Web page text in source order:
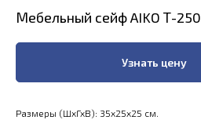
Мебельный сейф AIKO Т-
Узнать цену
Размеры (ШхГхВ): 35x25x25 см.